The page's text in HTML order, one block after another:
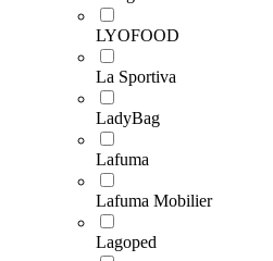
LYOFOOD
La Sportiva
LadyBag
Lafuma
Lafuma Mobilier
Lagoped